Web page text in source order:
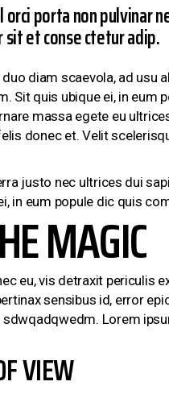
porta non pulvinar
et conse ctetur adip.
diam scaevola, ad usu
Sit quis ubique ei, in eum
massa egete eu
donec et. Velit
justo nec ultrices dui
in eum popule dic quis
MAGIC
eu, vis detraxit periculis
sensibus id, error
Lorem
VIEW